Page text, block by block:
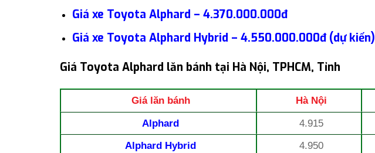
Giá xe Toyota Alphard – 4.370.000.000đ
Giá xe Toyota Alphard Hybrid – 4.550.000.000đ (dự kiến)
Giá Toyota Alphard lăn bánh tại Hà Nội, TPHCM, Tỉnh
Giá lăn bánh Hà Nội
Alphard
4.915
Alphard Hybrid
4.950